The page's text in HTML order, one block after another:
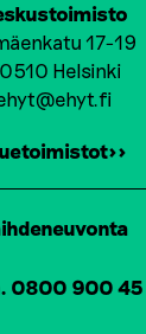
17-19
Helsinki
0800 900 45